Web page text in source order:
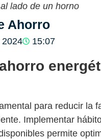
lado de un horno
Ahorro
15:07
para reducir la
Implementar
permite